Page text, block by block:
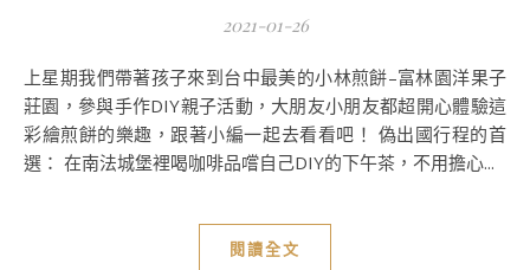
2021-01-26
上星期我們帶著孩子來到台中最美的小林煎餅–富林園洋果子
莊園，參與手作DIY親子活動，大朋友小朋友都超開心體驗這
彩繪煎餅的樂趣，跟著小編一起去看看吧！ 偽出國行程的首
選： 在南法城堡裡喝咖啡品嚐自己DIY的下午茶，不用擔心...
閱讀全文